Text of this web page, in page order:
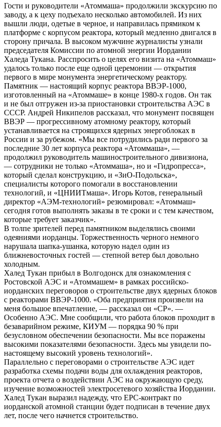
Гости и руководители «Атоммаша» продолжили экскурсию по
заводу, а к цеху подъехало несколько автомобилей. Из них
вышли люди, одетые в черное, и направилась прямиком к
платформе с корпусом реактора, который медленно двигался в
сторону причала. В высоком мужчине журналисты узнали
председателя Комиссии по атомной энергии Иордании
Халеда Тукана. Расспросить о целях его визита на «Атоммаш»
удалось только после еще одной церемонии — открытия
первого в мире монумента энергетическому реактору.
Памятник — настоящий корпус реактора ВВЭР-1000,
изготовленный на «Атоммаше» в конце 1980-х годов. Он так
и не был отгружен из-за приостановки строительства АЭС в
СССР. Андрей Никипелов рассказал, что монумент посвящен
ВВЭР — прогрессивному атомному реактору, который
устанавливается на строящихся ядерных энергоблоках в
России и за рубежом. «Мы все потрудились ради первого за
последние 30 лет корпуса реактора «Атоммаша», —
продолжил руководитель машиностроительного дивизиона,
— сотрудники не только «Атоммаша», но и «Гидропресса»,
который сделал конструкцию, и «ЗиО-Подольска»,
специалисты которого помогали в восстановлении
технологий, и «ЦНИИТмаша». Игорь Котов, генеральный
директор «АЭМ-технологий» резюмировал: «Атоммаш»
сегодня готов выполнять заказы в те сроки и с тем качеством,
которые требует заказчик».
В толпе зрителей перед памятником выделялись своими
одеяниями иорданцы. Торжественность черного немного
нарушала шапка-ушанка, которую надел один из
ближневосточных гостей — степной ветер был довольно
холодным.
Халед Тукан прибыл в Волгодонск для ознакомления с
Ростовской АЭС и «Атоммашем» в рамках российско-
иорданских переговоров о строительстве двух ядерных блоков
с реакторами ВВЭР-1000. «Оба предприятия произвели на
меня большое впечатление, — рассказал он «СР». —
Особенно АЭС. Мне сообщили, что работа блоков проходит в
безаварийном режиме, КИУМ — порядка 90 % при
безусловном обеспечении безопасности. Мы все поражены
высокими показателями безопасности. Здесь мы увидели по-
настоящему высокий уровень технологий».
Параллельно с переговорами о строительстве АЭС идет
разработка схемы подачи воды для охлаждения реакторов,
проекта отчета о воздействии АЭС на окружающую среду,
изучение возможностей электросетевого хозяйства Иордании.
Халед Тукан выразил надежду, что EPC-контракт по
иорданской атомной станции будет подписан в течение двух
лет, после чего начнется строительство.